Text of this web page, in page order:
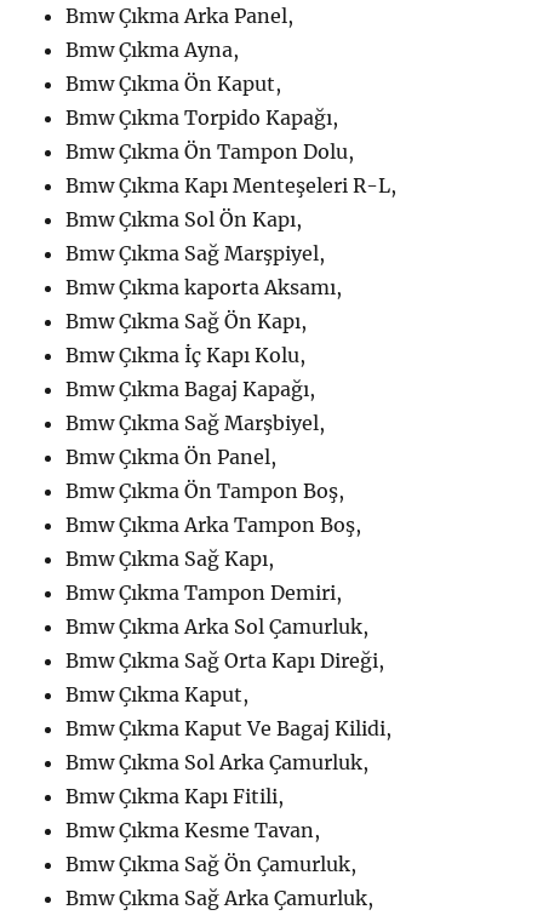
Bmw Çıkma Arka Panel,
Bmw Çıkma Ayna,
Bmw Çıkma Ön Kaput,
Bmw Çıkma Torpido Kapağı,
Bmw Çıkma Ön Tampon Dolu,
Bmw Çıkma Kapı Menteşeleri R-L,
Bmw Çıkma Sol Ön Kapı,
Bmw Çıkma Sağ Marşpiyel,
Bmw Çıkma kaporta Aksamı,
Bmw Çıkma Sağ Ön Kapı,
Bmw Çıkma İç Kapı Kolu,
Bmw Çıkma Bagaj Kapağı,
Bmw Çıkma Sağ Marşbiyel,
Bmw Çıkma Ön Panel,
Bmw Çıkma Ön Tampon Boş,
Bmw Çıkma Arka Tampon Boş,
Bmw Çıkma Sağ Kapı,
Bmw Çıkma Tampon Demiri,
Bmw Çıkma Arka Sol Çamurluk,
Bmw Çıkma Sağ Orta Kapı Direği,
Bmw Çıkma Kaput,
Bmw Çıkma Kaput Ve Bagaj Kilidi,
Bmw Çıkma Sol Arka Çamurluk,
Bmw Çıkma Kapı Fitili,
Bmw Çıkma Kesme Tavan,
Bmw Çıkma Sağ Ön Çamurluk,
Bmw Çıkma Sağ Arka Çamurluk,